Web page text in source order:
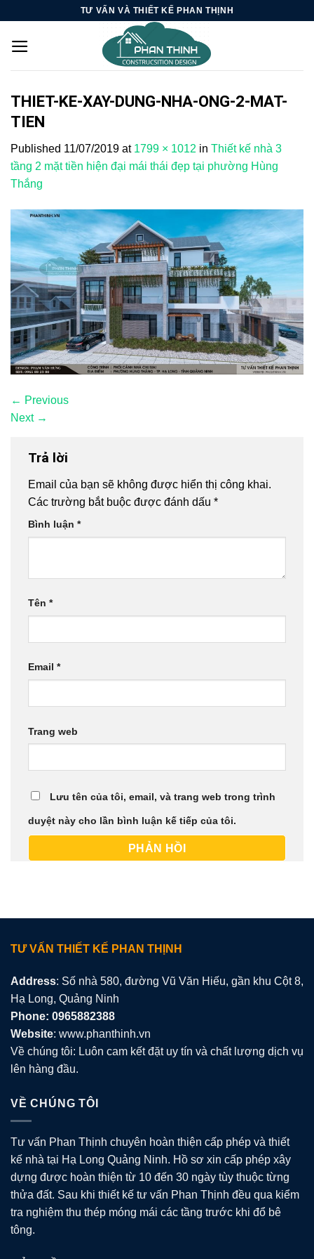
content
TƯ VẤN VÀ THIẾT KẾ PHAN THỊNH
THIET-KE-XAY-DUNG-NHA-ONG-2-MAT-
TIEN
Published 11/07/2019 at 1799 × 1012 in Thiết kế nhà 3
tầng 2 mặt tiền hiện đại mái thái đẹp tại phường Hùng
Thắng
← Previous
Next →
Trả lời
Email của bạn sẽ không được hiển thị công khai.
Các trường bắt buộc được đánh dấu *
Bình luận *
Tên *
Email *
Trang web
Lưu tên của tôi, email, và trang web trong trình
duyệt này cho lần bình luận kế tiếp của tôi.
TƯ VẤN THIẾT KẾ PHAN THỊNH
Address: Số nhà 580, đường Vũ Văn Hiếu, gần khu Cột 8,
Hạ Long, Quảng Ninh
Phone: 0965882388
Website: www.phanthinh.vn
Về chúng tôi: Luôn cam kết đặt uy tín và chất lượng dịch vụ
lên hàng đầu.
VỀ CHÚNG TÔI
Tư vấn Phan Thịnh chuyên hoàn thiện cấp phép và thiết
kế nhà tại Hạ Long Quảng Ninh. Hồ sơ xin cấp phép xây
dựng được hoàn thiện từ 10 đến 30 ngày tùy thuộc từng
thửa đất. Sau khi thiết kế tư vấn Phan Thịnh đều qua kiểm
tra nghiệm thu thép móng mái các tầng trước khi đổ bê
tông.